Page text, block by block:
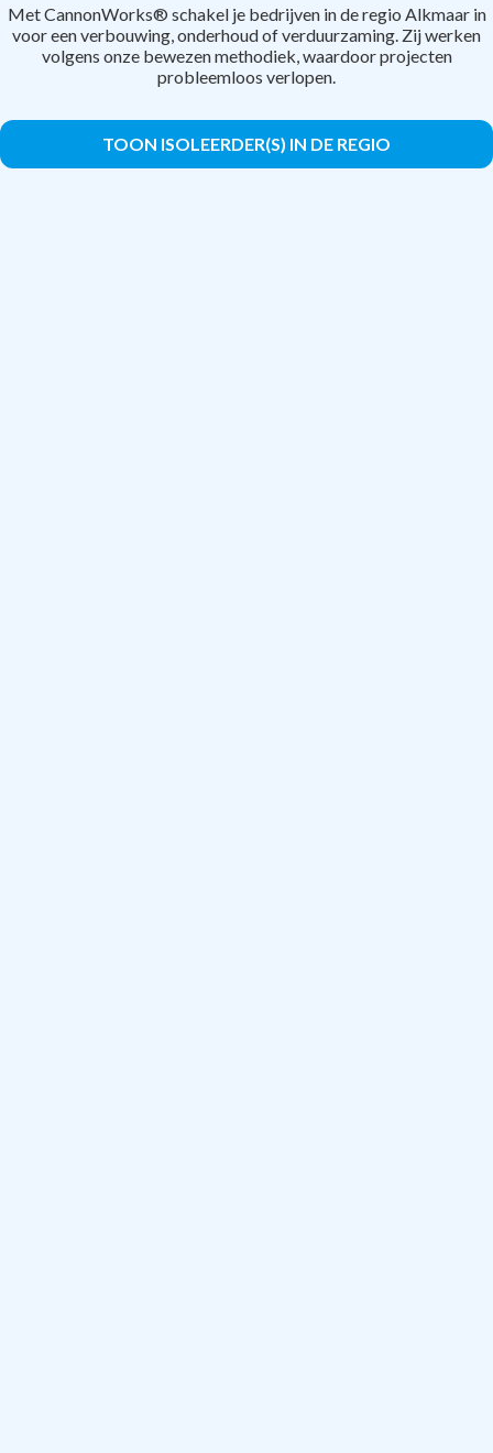
Met CannonWorks® schakel je bedrijven in de regio Alkmaar in
voor een verbouwing, onderhoud of verduurzaming. Zij werken
volgens onze bewezen methodiek, waardoor projecten
probleemloos verlopen.
TOON ISOLEERDER(S) IN DE REGIO